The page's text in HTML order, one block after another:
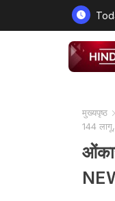
मुख्यपृष्ठ
144